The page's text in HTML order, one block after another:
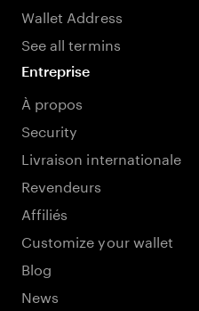
Wallet Address
See all termins
Entreprise
À propos
Security
Livraison internationale
Revendeurs
Affiliés
Customize your wallet
Blog
News